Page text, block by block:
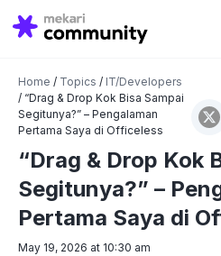
Search
for:
Home / Topics / IT/Developers
/ “Drag & Drop Kok Bisa Sampai
Segitunya?” – Pengalaman
Pertama Saya di Officeless
“Drag & Drop Kok
Segitunya?” –
Pertama Saya di
May 19, 2026 at 10:30 am